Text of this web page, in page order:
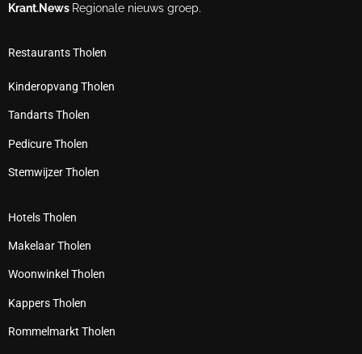
Krant.News Regionale nieuws groep.
Restaurants Tholen
Kinderopvang Tholen
Tandarts Tholen
Pedicure Tholen
Stemwijzer Tholen
Hotels Tholen
Makelaar Tholen
Woonwinkel Tholen
Kappers Tholen
Rommelmarkt Tholen